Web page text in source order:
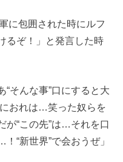
に包囲された時にルフ
るぞ！」と発言した時
“そんな事”口にすると大
おれは…笑った奴らを
“この先”は…それを口
“新世界”で会おうぜ」